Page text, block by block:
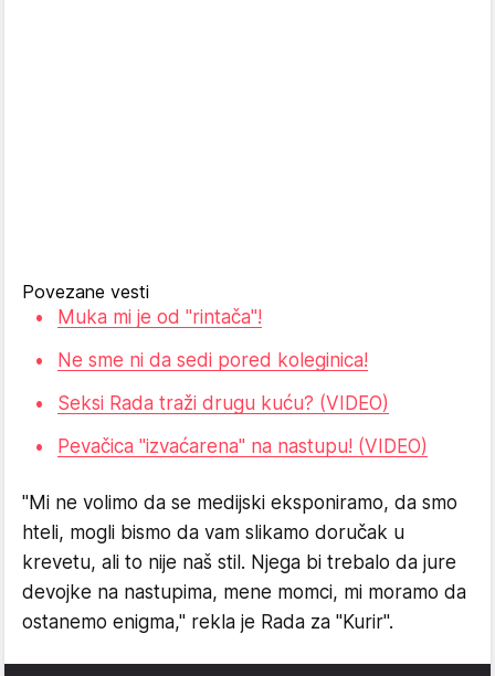
Povezane vesti
Muka mi je od "rintača"!
Ne sme ni da sedi pored koleginica!
Seksi Rada traži drugu kuću? (VIDEO)
Pevačica "izvaćarena" na nastupu! (VIDEO)
"Mi ne volimo da se medijski eksponiramo, da smo
hteli, mogli bismo da vam slikamo doručak u
krevetu, ali to nije naš stil. Njega bi trebalo da jure
devojke na nastupima, mene momci, mi moramo da
ostanemo enigma," rekla je Rada za "Kurir".